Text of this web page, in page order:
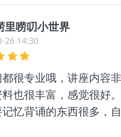
里唠叨小世界
26 14:30
很专业哦，讲座内容
也很丰富，感觉很好
忆背诵的东西很多，
询老师聊了之后收获很